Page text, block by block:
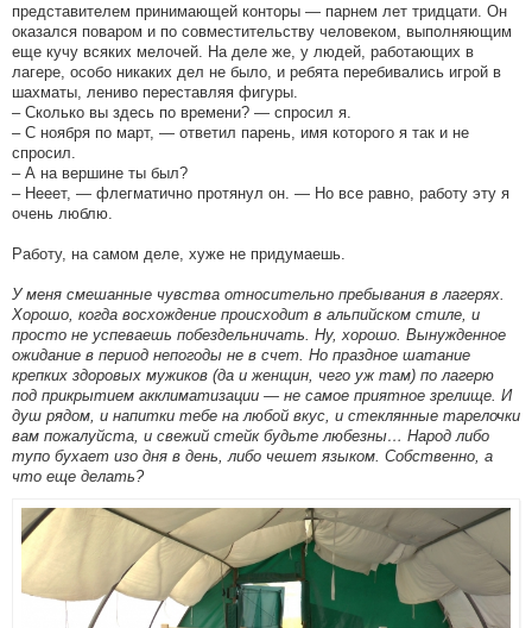
представителем принимающей конторы — парнем лет тридцати. Он
оказался поваром и по совместительству человеком, выполняющим
еще кучу всяких мелочей. На деле же, у людей, работающих в
лагере, особо никаких дел не было, и ребята перебивались игрой в
шахматы, лениво переставляя фигуры.
– Сколько вы здесь по времени? — спросил я.
– С ноября по март, — ответил парень, имя которого я так и не
спросил.
– А на вершине ты был?
– Нееет, — флегматично протянул он. — Но все равно, работу эту я
очень люблю.
Работу, на самом деле, хуже не придумаешь.
У меня смешанные чувства относительно пребывания в лагерях.
Хорошо, когда восхождение происходит в альпийском стиле, и
просто не успеваешь побездельничать. Ну, хорошо. Вынужденное
ожидание в период непогоды не в счет. Но праздное шатание
крепких здоровых мужиков (да и женщин, чего уж там) по лагерю
под прикрытием акклиматизации — не самое приятное зрелище. И
душ рядом, и напитки тебе на любой вкус, и стеклянные тарелочки
вам пожалуйста, и свежий стейк будьте любезны… Народ либо
тупо бухает изо дня в день, либо чешет языком. Собственно, а
что еще делать?